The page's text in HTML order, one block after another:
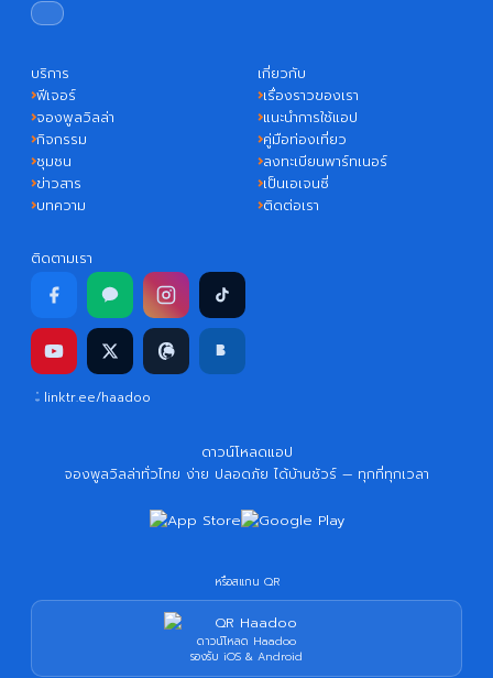
บริการ
ฟีเจอร์
จองพูลวิลล่า
กิจกรรม
ชุมชน
ข่าวสาร
บทความ
เกี่ยวกับ
เรื่องราวของเรา
แนะนำการใช้แอป
คู่มือท่องเที่ยว
ลงทะเบียนพาร์ทเนอร์
เป็นเอเจนซี่
ติดต่อเรา
ติดตามเรา
linktr.ee/haadoo
ดาวน์โหลดแอป
จองพูลวิลล่าทั่วไทย ง่าย ปลอดภัย ได้บ้านชัวร์ — ทุกที่ทุกเวลา
หรือสแกน QR
ดาวน์โหลด Haadoo
รองรับ iOS & Android